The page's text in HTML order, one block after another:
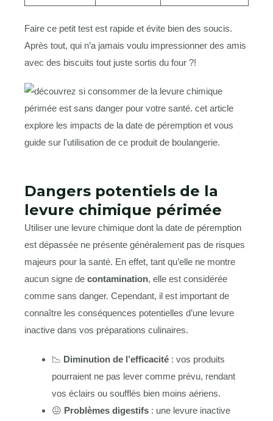
Faire ce petit test est rapide et évite bien des soucis.
Après tout, qui n’a jamais voulu impressionner des amis
avec des biscuits tout juste sortis du four ?!
Dangers potentiels de la
levure chimique périmée
Utiliser une levure chimique dont la date de péremption
est dépassée ne présente généralement pas de risques
majeurs pour la santé. En effet, tant qu’elle ne montre
aucun signe de contamination, elle est considérée
comme sans danger. Cependant, il est important de
connaître les conséquences potentielles d’une levure
inactive dans vos préparations culinaires.
📉 Diminution de l’efficacité : vos produits
pourraient ne pas lever comme prévu, rendant
vos éclairs ou soufflés bien moins aériens.
😖 Problèmes digestifs : une levure inactive